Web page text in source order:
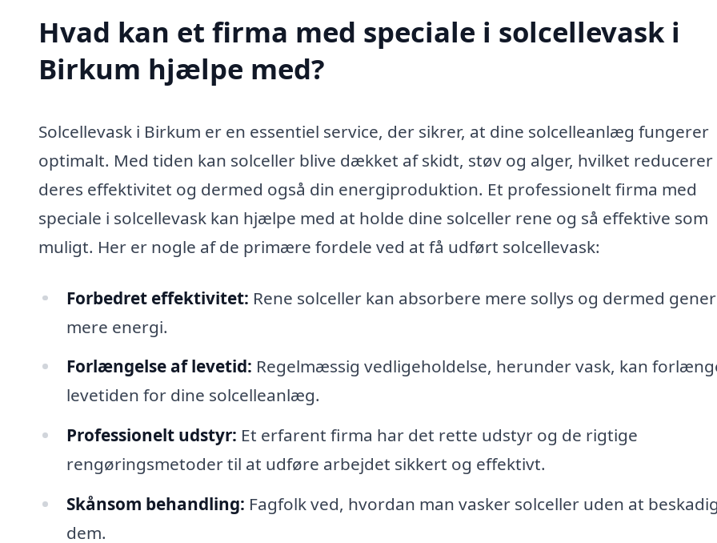
Hvad kan et firma med speciale i solcellevask i
Birkum hjælpe med?
Solcellevask i Birkum er en essentiel service, der sikrer, at dine solcelleanlæg fungerer
optimalt. Med tiden kan solceller blive dækket af skidt, støv og alger, hvilket reducerer
deres effektivitet og dermed også din energiproduktion. Et professionelt firma med
speciale i solcellevask kan hjælpe med at holde dine solceller rene og så effektive som
muligt. Her er nogle af de primære fordele ved at få udført solcellevask:
Forbedret effektivitet: Rene solceller kan absorbere mere sollys og dermed
mere energi.
Forlængelse af levetid: Regelmæssig vedligeholdelse, herunder vask, kan
levetiden for dine solcelleanlæg.
Professionelt udstyr: Et erfarent firma har det rette udstyr og de rigtige
rengøringsmetoder til at udføre arbejdet sikkert og effektivt.
Skånsom behandling: Fagfolk ved, hvordan man vasker solceller uden at
dem.